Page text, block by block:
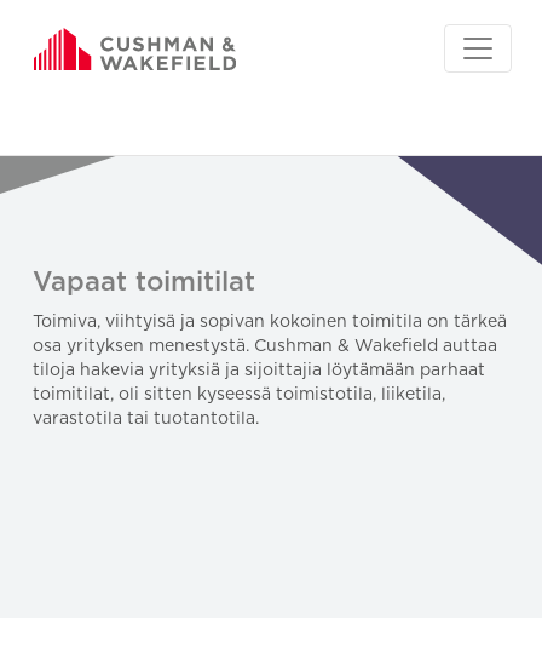
Vapaat toimitilat
Toimiva, viihtyisä ja sopivan kokoinen toimitila on tärkeä
osa yrityksen menestystä. Cushman & Wakefield auttaa
tiloja hakevia yrityksiä ja sijoittajia löytämään parhaat
toimitilat, oli sitten kyseessä toimistotila, liiketila,
varastotila tai tuotantotila.